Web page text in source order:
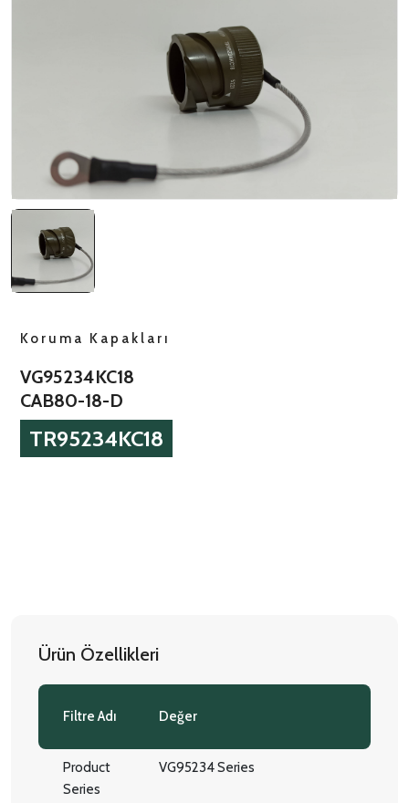
Koruma Kapakları
VG95234KC18
CAB80-18-D
TR95234KC18
Ürün Özellikleri
Filtre Adı Değer
Product
Series
VG95234 Series